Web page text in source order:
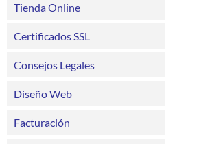
Tienda Online
Certificados SSL
Consejos Legales
Diseño Web
Facturación